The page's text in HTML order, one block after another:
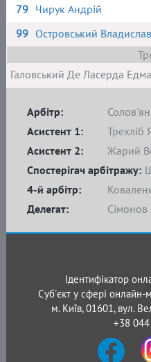
79 Чирук Андрій
99 Островський Владислав
Галовський Де Ласерда
Арбітр:
Асистент 1:
Трехліб
Асистент 2:
Жарий
4-й арбітр:
Делегат:
Сімонов
Спостерігач арбітражу:
Ідентифікатор
Суб'єкт у сфері
м. Київ, 01601, вул.
+38